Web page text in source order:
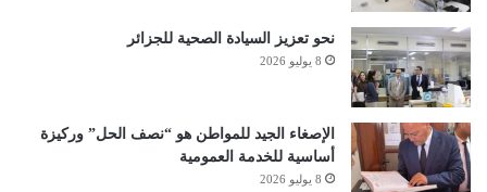
نحو تعزيز السيادة الصحية للجزائر
8 يوليو 2026
الإصغاء الجيد للمواطن هو “نصف الحل” وركيزة
أساسية للخدمة العمومية
8 يوليو 2026